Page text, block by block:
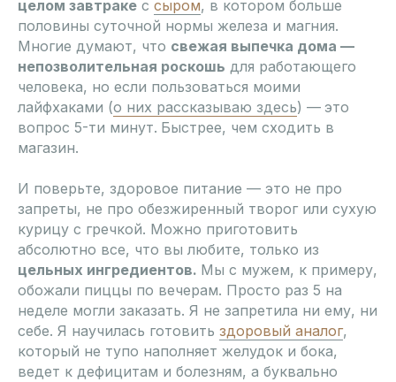
целом завтраке с сыром, в котором больше
половины суточной нормы железа и магния.
Многие думают, что свежая выпечка дома —
непозволительная роскошь для работающего
человека, но если пользоваться моими
лайфхаками (о них рассказываю здесь) — это
вопрос 5-ти минут. Быстрее, чем сходить в
магазин.
И поверьте, здоровое питание — это не про
запреты, не про обезжиренный творог или сухую
курицу с гречкой. Можно приготовить
абсолютно все, что вы любите, только из
цельных ингредиентов. Мы с мужем, к примеру,
обожали пиццы по вечерам. Просто раз 5 на
неделе могли заказать. Я не запретила ни ему, ни
себе. Я научилась готовить здоровый аналог,
который не тупо наполняет желудок и бока,
ведет к дефицитам и болезням, а буквально